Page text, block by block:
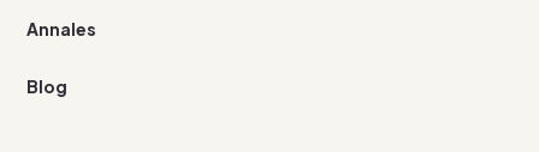
Annales
Blog